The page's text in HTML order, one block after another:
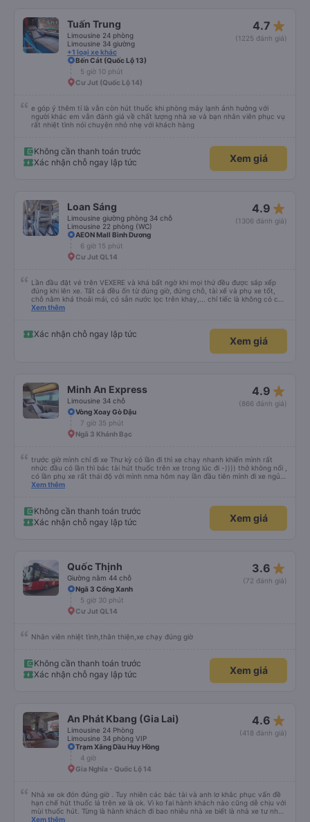
Tuấn Trung
Limousine 24 phòng
Limousine 34 giường
+1 loại xe khác
4.7 star_rate
(1225 đánh giá)
Bến Cát (Quốc Lộ 13)
5 giờ 10 phút
Cư Jut (Quốc Lộ 14)
e góp ý thêm tí là vẫn còn hút thuốc khi phòng máy lạnh ảnh hưởng với
người khác em vẫn đánh giá về chất lượng nhà xe và bạn nhân viên phục vụ
rất nhiệt tình nói chuyện nhỏ nhẹ với khách hàng
Không cần thanh toán trước
Xác nhận chỗ ngay lập tức
Xem giá
Loan Sáng
Limousine giường phòng 34 chỗ
Limousine 22 phòng (WC)
4.9 star_rate
(1306 đánh giá)
AEON Mall Bình Dương
6 giờ 15 phút
Cư Jut QL14
Lần đầu đặt vé trên VEXERE và khá bất ngờ khi mọi thứ đều được sắp xếp
đúng khi lên xe. Tất cả đều ổn từ đúng giờ, đúng chỗ, tài xế và phụ xe tốt,
chỗ nằm khá thoải mái, có sẵn nước lọc trên khay,... chỉ tiếc là không có chỗ
để sạc pin thôi. Nhưng vậy cũng quá ổn rồi!
Xem thêm
Xác nhận chỗ ngay lập tức
Xem giá
Minh An Express
Limousine 34 chỗ
4.9 star_rate
(866 đánh giá)
Vòng Xoay Gò Đậu
7 giờ 35 phút
Ngã 3 Khánh Bạc
trước giờ mình chỉ đi xe Thư kỳ có lần đi thì xe chạy nhanh khiến mình rất
nhức đầu có lần thì bác tài hút thuốc trên xe trong lúc đi -)))) thở không nổi ,
có lần phụ xe rất thái độ với mình nma hôm nay lần đầu tiên mình đi xe ngủ
rất ngon chạy êm lắm phải nói là đã bác tài và anh phụ xe còn dễ thương
Xem thêm
Không cần thanh toán trước
Xác nhận chỗ ngay lập tức
Xem giá
Quốc Thịnh
Giường nằm 44 chỗ
3.6 star_rate
(72 đánh giá)
Ngã 3 Cổng Xanh
5 giờ 30 phút
Cư Jut QL14
Nhân viên nhiệt tình,thân thiện,xe chạy đúng giờ
Không cần thanh toán trước
Xác nhận chỗ ngay lập tức
Xem giá
An Phát Kbang (Gia Lai)
Limousine 24 Phòng
Limousine 34 phòng VIP
4.6 star_rate
(418 đánh giá)
Trạm Xăng Dầu Huy Hồng
4 giờ
Gia Nghĩa - Quốc Lộ 14
Nhà xe ok đón đúng giờ . Tuy nhiên các bác tài và anh lơ khắc phục vấn đề
hạn chế hút thuốc lá trên xe là ok. Vì ko fai hành khách nào cũng dễ chịu với
mùi thuốc hút. Từng là hành khách đi bao nhiêu nhà xe biết là nhà xe tư nhân
, nhưng hãy theo cách vận hành của Phương Trang Busline, từ tổng đài cho
Xem thêm